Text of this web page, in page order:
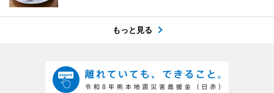
もっと見る